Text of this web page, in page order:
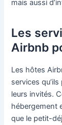
mais aussi
Les
Airbnb
Les hôtes
services
leurs invités.
hébergement
que le petit-